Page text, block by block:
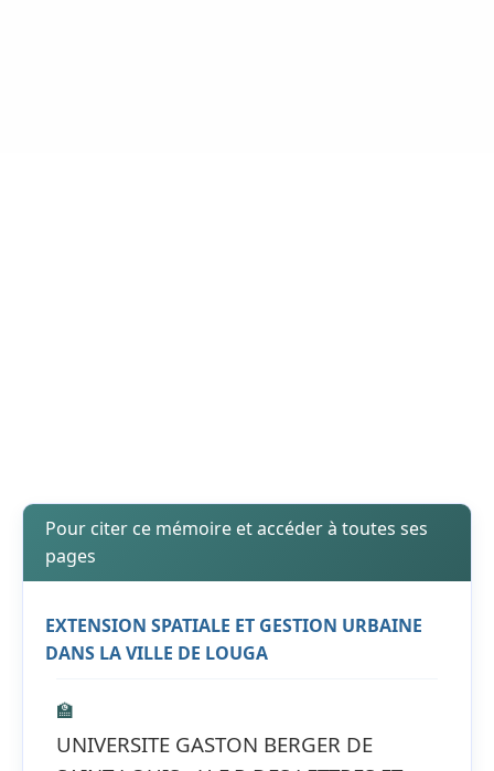
Pour citer ce mémoire et accéder à toutes ses
pages
EXTENSION SPATIALE ET GESTION URBAINE
DANS LA VILLE DE LOUGA
🏫
UNIVERSITE GASTON BERGER DE